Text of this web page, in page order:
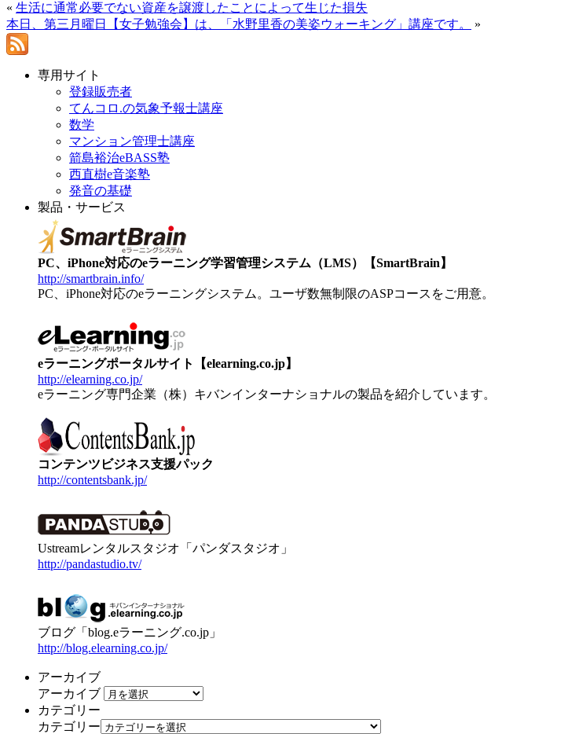
« 生活に通常必要でない資産を譲渡したことによって生じた損失
本日、第三月曜日【女子勉強会】は、「水野里香の美姿ウォーキング」講座です。
»
専用サイト
登録販売者
てんコロ.の気象予報士講座
数学
マンション管理士講座
箭島裕治eBASS塾
西直樹e音楽塾
発音の基礎
製品・サービス
PC、iPhone対応のeラーニング学習管理システム（LMS）【SmartBrain】
http://smartbrain.info/
PC、iPhone対応のeラーニングシステム。ユーザ数無制限のASPコースをご用意。
eラーニングポータルサイト【elearning.co.jp】
http://elearning.co.jp/
eラーニング専門企業（株）キバンインターナショナルの製品を紹介しています。
コンテンツビジネス支援パック
http://contentsbank.jp/
Ustreamレンタルスタジオ「パンダスタジオ」
http://pandastudio.tv/
ブログ「blog.eラーニング.co.jp」
http://blog.elearning.co.jp/
アーカイブ
アーカイブ
カテゴリー
カテゴリー